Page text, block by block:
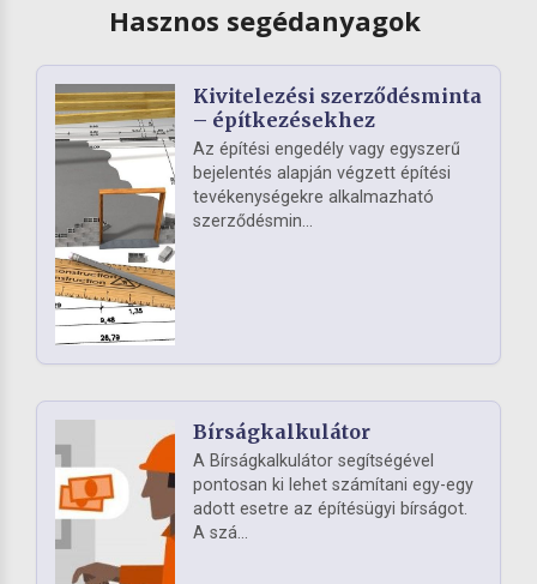
Hasznos segédanyagok
Kivitelezési szerződésminta
– építkezésekhez
Az építési engedély vagy egyszerű
bejelentés alapján végzett építési
tevékenységekre alkalmazható
szerződésmin...
Bírságkalkulátor
A Bírságkalkulátor segítségével
pontosan ki lehet számítani egy-egy
adott esetre az építésügyi bírságot.
A szá...